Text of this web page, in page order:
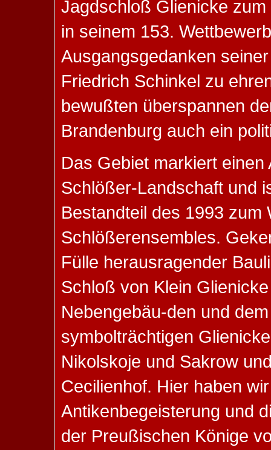
Jagdschloß Glienicke
in seinem 153.
Ausgangsgedanken
Friedrich Schinkel zu
bewußten überspannen
Brandenburg auch ein
Das Gebiet markiert
Schlößer-Landschaft und
Bestandteil des 1993 zum
Schlößerensembles.
Fülle herausragender
Schloß von Klein
Nebengebäu-den und
symbolträchtigen
Nikolskoje und Sakrow
Cecilienhof. Hier haben
Antikenbegeisterung und
der Preußischen Könige